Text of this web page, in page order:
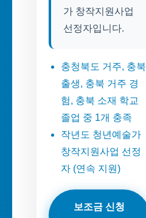
가 창작지원사업
선정자입니다.
충청북도 거주, 충북
출생, 충북 거주 경
험, 충북 소재 학교
졸업 중 1개 충족
작년도 청년예술가
창작지원사업 선정
자 (연속 지원)
보조금 신청